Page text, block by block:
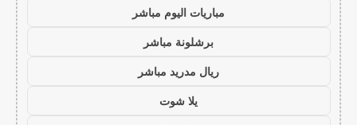
مباريات اليوم مباشر
برشلونة مباشر
ريال مدريد مباشر
يلا شوت